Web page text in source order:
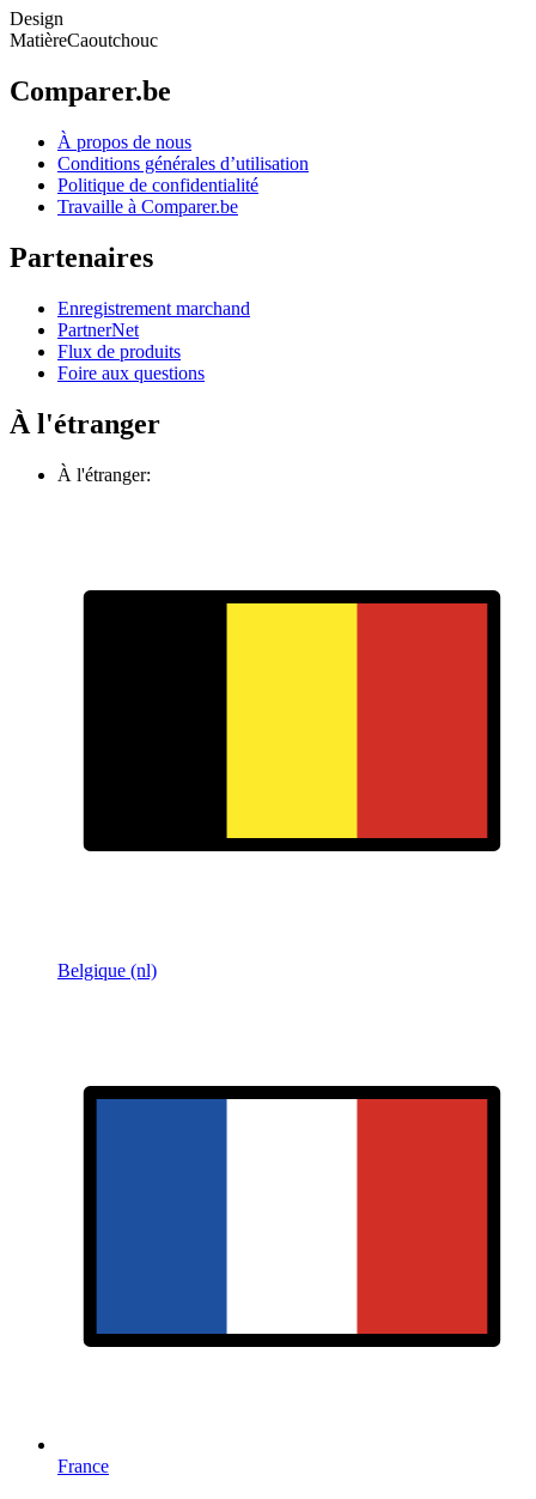
Design
MatièreCaoutchouc
Comparer.be
À propos de nous
Conditions générales d’utilisation
Politique de confidentialité
Travaille à Comparer.be
Partenaires
Enregistrement marchand
PartnerNet
Flux de produits
Foire aux questions
À l'étranger
À l'étranger:
Belgique (nl)
France